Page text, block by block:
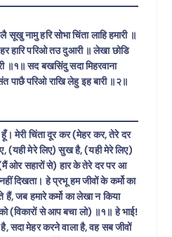
नामु हरि सोभा चिंता लाहि हमारी ॥
हारि परिओ तउ दुआरी ॥ लेखा छोडि
सद बखसिंदु सदा मिहरवाना
पाछै परिओ राखि लेहु इह बारी ॥२॥
मेरी चिंता दूर कर (मेहर कर, तेरे दर
(यही मेरे लिए) सुख है, (यही मेरे लिए)
ओर सहारों से) हार के तेरे दर पर आ
दिखता। हे प्रभू हम जीवों के कर्मो का
जब हमारे कर्मो का लेखा न किया
(विकारों से आप बचा लो) ॥१॥ हे भाई!
सदा मेहर करने वाला है, वह सब जीवों